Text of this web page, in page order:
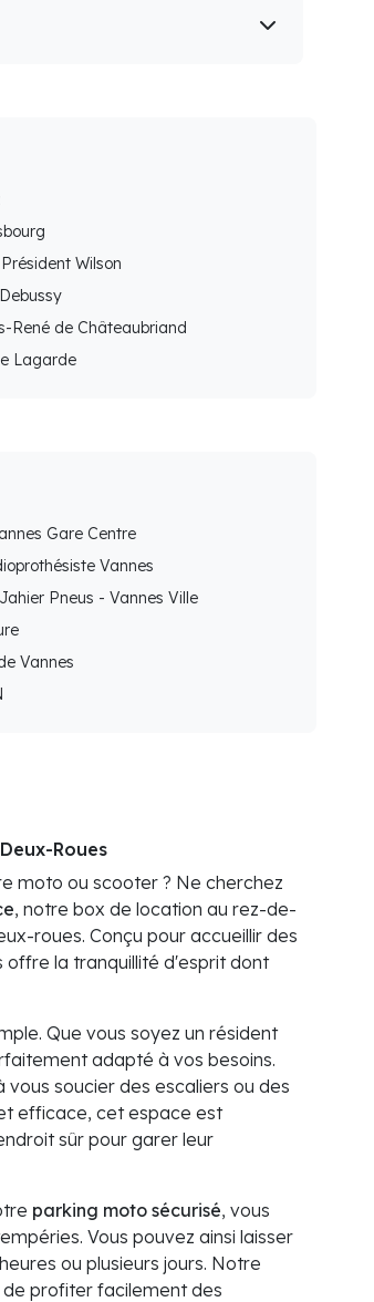
Wilson
René de Châteaubriand
Lagarde
Gare Centre
Vannes
Pneus - Vannes Ville
Vannes
Roues
moto ou scooter ? Ne cherchez
, notre box de location au rez-de-
roues. Conçu pour accueillir des
la tranquillité d'esprit dont
Que vous soyez un résident
adapté à vos besoins.
soucier des escaliers ou des
efficace, cet espace est
sûr pour garer leur
parking moto sécurisé, vous
Vous pouvez ainsi laisser
ou plusieurs jours. Notre
profiter facilement des